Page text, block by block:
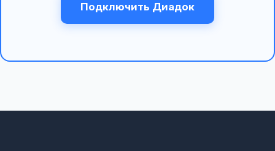
Подключить Диадок